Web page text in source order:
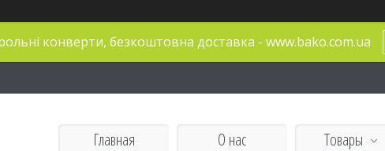
конверти, безкоштовна доставка - www.bako.com.ua
Главная О нас Товары